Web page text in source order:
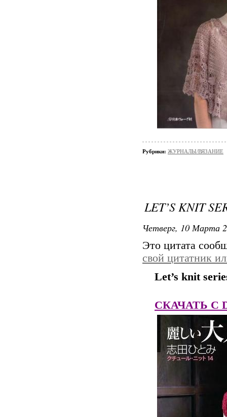
Рубрики: ЖУРНАЛЫ/ВЯЗАНИЕ
LET’S KNIT
Четверг, 10 Марта
Это цитата
свой цитатник
Let’s knit
СКАЧАТЬ C